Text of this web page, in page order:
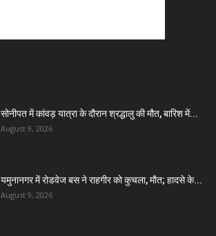
सोनीपत में कांवड़ यात्रा के दौरान श्रद्धालु की मौत, बारिश में...
August 9, 2026
यमुनानगर में रोडवेज बस ने राहगीर को कुचला, मौत; हादसे के...
August 9, 2026